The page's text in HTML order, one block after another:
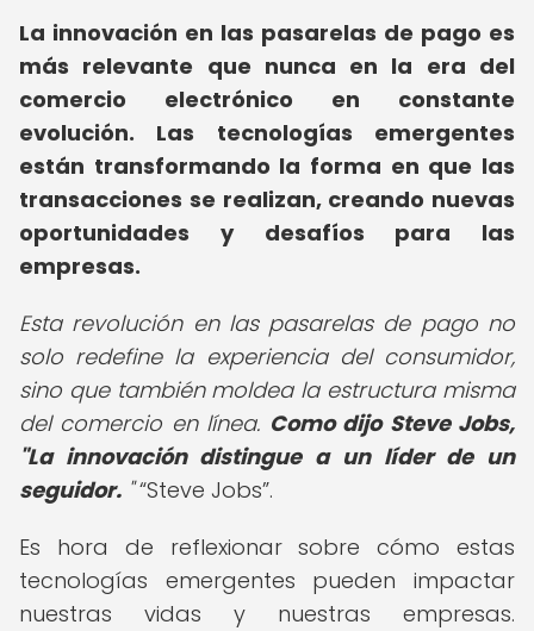
La innovación en las pasarelas de pago es
más relevante que nunca en la era del
comercio electrónico en constante
evolución. Las tecnologías emergentes
están transformando la forma en que las
transacciones se realizan, creando nuevas
oportunidades y desafíos para las
empresas.
Esta revolución en las pasarelas de pago no
solo redefine la experiencia del consumidor,
sino que también moldea la estructura misma
del comercio en línea. Como dijo Steve Jobs,
"La innovación distingue a un líder de un
seguidor. " Steve Jobs .
Es hora de reflexionar sobre cómo estas
tecnologías emergentes pueden impactar
nuestras vidas y nuestras empresas.